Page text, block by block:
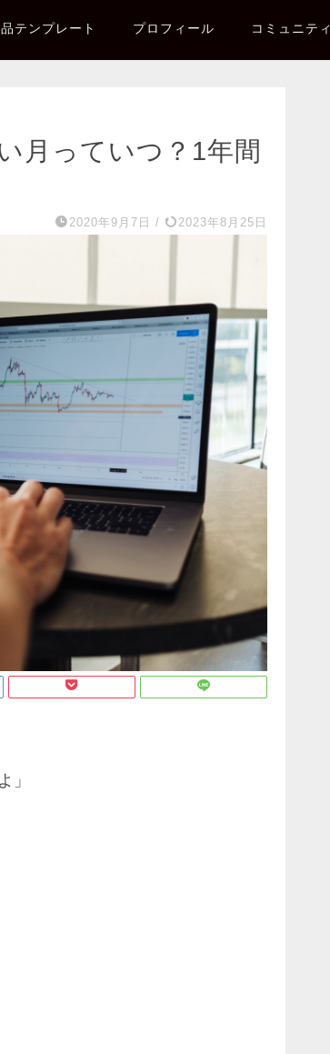
テンプレート プロフィール コミュニティ
月っていつ？1年間
2020年9月7日 / 2023年8月25日
」